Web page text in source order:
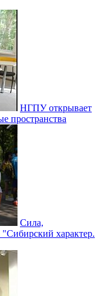
НГПУ открывает
пространства
Сила,
"Сибирский характер.